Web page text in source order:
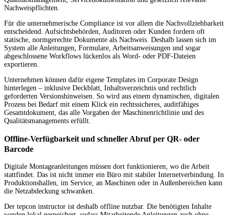
Nachweispflichten.
Für die unternehmerische Compliance ist vor allem die Nachvollziehbarkeit
entscheidend. Aufsichtsbehörden, Auditoren oder Kunden fordern oft
statische, normgerechte Dokumente als Nachweis. Deshalb lassen sich im
System alle Anleitungen, Formulare, Arbeitsanweisungen und sogar
abgeschlossene Workflows lückenlos als Word- oder PDF-Dateien
exportieren.
Unternehmen können dafür eigene Templates im Corporate Design
hinterlegen – inklusive Deckblatt, Inhaltsverzeichnis und rechtlich
geforderten Versionshinweisen. So wird aus einem dynamischen, digitalen
Prozess bei Bedarf mit einem Klick ein rechtssicheres, auditfähiges
Gesamtdokument, das alle Vorgaben der Maschinenrichtlinie und des
Qualitätsmanagements erfüllt.
Offline-Verfügbarkeit und schneller Abruf per QR- oder
Barcode
Digitale Montageanleitungen müssen dort funktionieren, wo die Arbeit
stattfindet. Das ist nicht immer ein Büro mit stabiler Internetverbindung. In
Produktionshallen, im Service, an Maschinen oder in Außenbereichen kann
die Netzabdeckung schwanken.
Der tepcon instructor ist deshalb offline nutzbar. Die benötigten Inhalte